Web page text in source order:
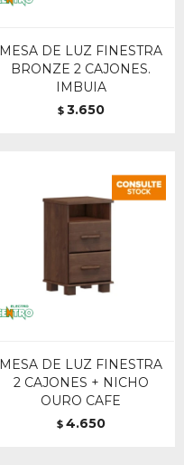
MESA DE LUZ FINESTRA
BRONZE 2 CAJONES.
IMBUIA
$ 3.650
MESA DE LUZ FINESTRA
2 CAJONES + NICHO
OURO CAFE
$ 4.650